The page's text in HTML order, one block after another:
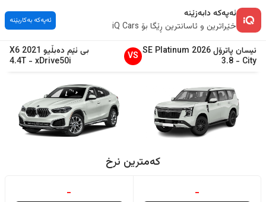
ئەپەکە دابەزێنە
خێراترین و ئاسانترین ڕێگا بۆ iQ Cars
ئەپەکە بەکاربێنە
نیسان پاترۆل2026
SE Platinum
City
-
3.8
VS بی ئێم دەبڵیو X6 2021
xDrive50i
-
4.4T
کەمترین نرخ
-
-